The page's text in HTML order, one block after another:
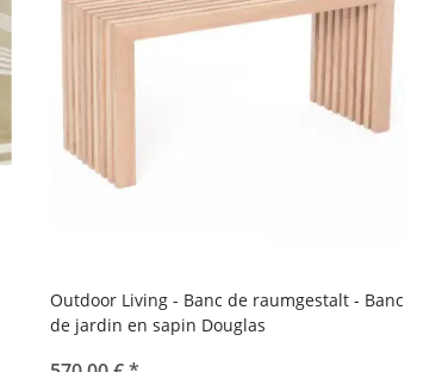
Outdoor Living - Banc de raumgestalt - Banc
de jardin en sapin Douglas